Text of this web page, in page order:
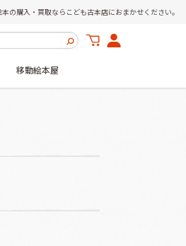
の購入・買取ならこども古本店におまかせください。
移動絵本屋